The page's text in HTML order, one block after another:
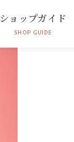
ショップガイド
SHOP GUIDE